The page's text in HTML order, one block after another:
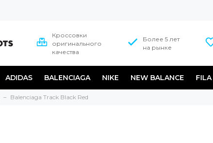
Кроссовки
оригинального
качества
Более 5 лет
на рынке
ADIDAS BALENCIAGA NIKE NEW BALANCE FILA
Balenciaga Track Black Red